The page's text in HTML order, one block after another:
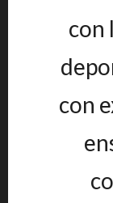
con
con